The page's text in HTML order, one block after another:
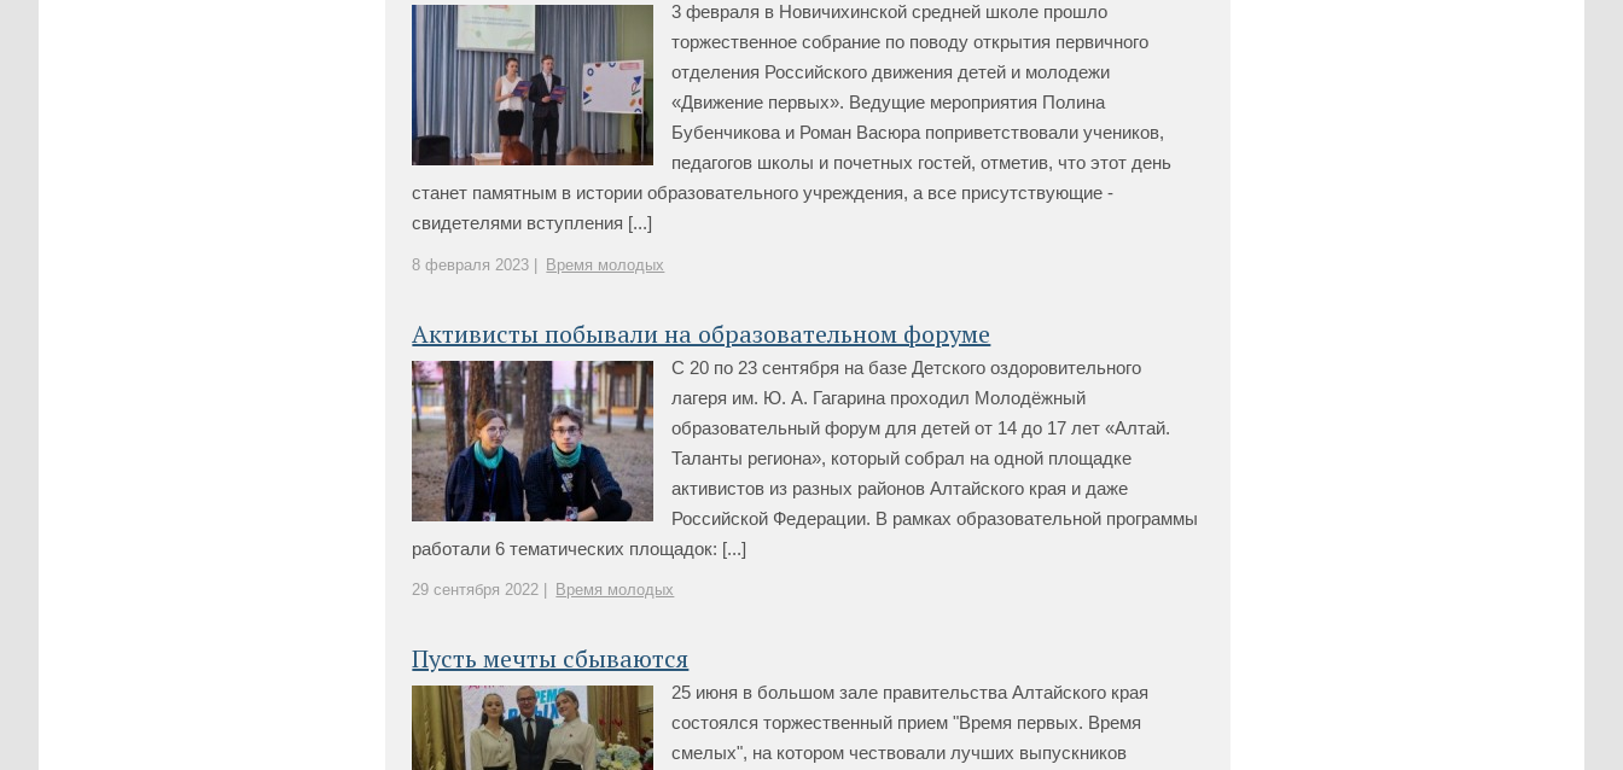
3 февраля в Новичихинской средней школе прошло
торжественное собрание по поводу открытия первичного
отделения Российского движения детей и молодежи
«Движение первых». Ведущие мероприятия Полина
Бубенчикова и Роман Васюра поприветствовали учеников,
педагогов школы и почетных гостей, отметив, что этот день
станет памятным в истории образовательного учреждения, а все присутствующие -
свидетелями вступления [...]
8 февраля 2023 | Время молодых
Активисты побывали на образовательном форуме
С 20 по 23 сентября на базе Детского оздоровительного
лагеря им. Ю. А. Гагарина проходил Молодёжный
образовательный форум для детей от 14 до 17 лет «Алтай.
Таланты региона», который собрал на одной площадке
активистов из разных районов Алтайского края и даже
Российской Федерации. В рамках образовательной программы
работали 6 тематических площадок: [...]
29 сентября 2022 | Время молодых
Пусть мечты сбываются
25 июня в большом зале правительства Алтайского края
состоялся торжественный прием "Время первых. Время
смелых", на котором чествовали лучших выпускников